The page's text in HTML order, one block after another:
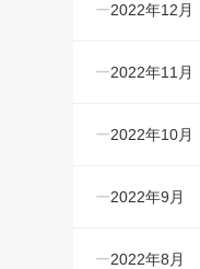
2022年12月
2022年11月
2022年10月
2022年9月
2022年8月